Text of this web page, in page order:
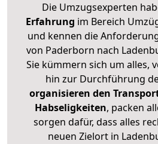
Die Umzugsexperten
Erfahrung im Bereich
und kennen die
von Paderborn nach
Sie kümmern sich um alles,
hin zur Durchführung
organisieren den
Habseligkeiten, packen
sorgen dafür, dass alles
neuen Zielort in